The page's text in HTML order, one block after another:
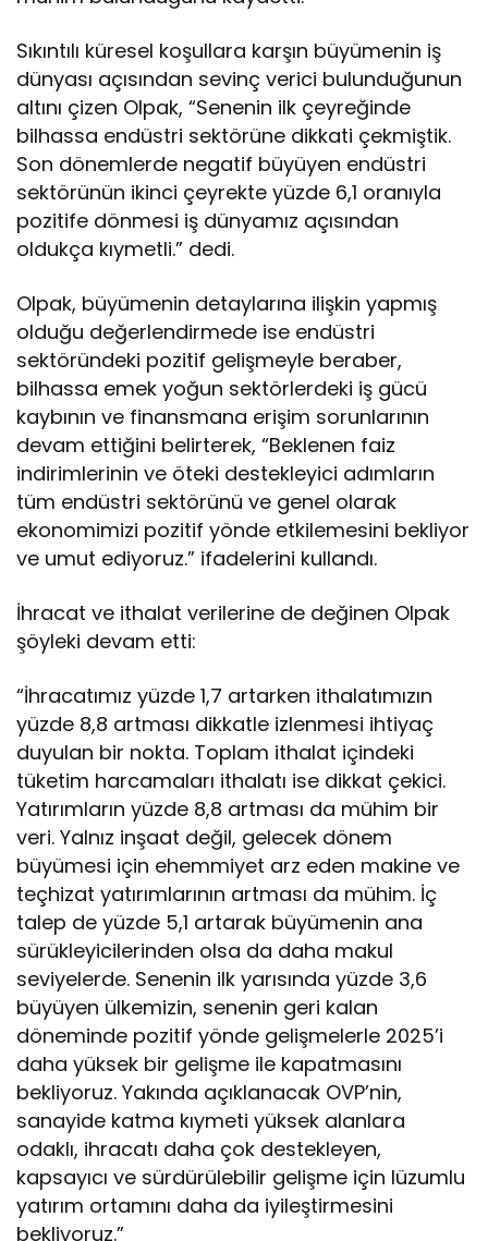
Sıkıntılı küresel koşullara karşın büyümenin iş
dünyası açısından sevinç verici bulunduğunun
altını çizen Olpak, “Senenin ilk çeyreğinde
bilhassa endüstri sektörüne dikkati çekmiştik.
Son dönemlerde negatif büyüyen endüstri
sektörünün ikinci çeyrekte yüzde 6,1 oranıyla
pozitife dönmesi iş dünyamız açısından
oldukça kıymetli.” dedi.
Olpak, büyümenin detaylarına ilişkin yapmış
olduğu değerlendirmede ise endüstri
sektöründeki pozitif gelişmeyle beraber,
bilhassa emek yoğun sektörlerdeki iş gücü
kaybının ve finansmana erişim sorunlarının
devam ettiğini belirterek, “Beklenen faiz
indirimlerinin ve öteki destekleyici adımların
tüm endüstri sektörünü ve genel olarak
ekonomimizi pozitif yönde etkilemesini bekliyor
ve umut ediyoruz.” ifadelerini kullandı.
İhracat ve ithalat verilerine de değinen Olpak
şöyleki devam etti:
“İhracatımız yüzde 1,7 artarken ithalatımızın
yüzde 8,8 artması dikkatle izlenmesi ihtiyaç
duyulan bir nokta. Toplam ithalat içindeki
tüketim harcamaları ithalatı ise dikkat çekici.
Yatırımların yüzde 8,8 artması da mühim bir
veri. Yalnız inşaat değil, gelecek dönem
büyümesi için ehemmiyet arz eden makine ve
teçhizat yatırımlarının artması da mühim. İç
talep de yüzde 5,1 artarak büyümenin ana
sürükleyicilerinden olsa da daha makul
seviyelerde. Senenin ilk yarısında yüzde 3,6
büyüyen ülkemizin, senenin geri kalan
döneminde pozitif yönde gelişmelerle 2025’i
daha yüksek bir gelişme ile kapatmasını
bekliyoruz. Yakında açıklanacak OVP’nin,
sanayide katma kıymeti yüksek alanlara
odaklı, ihracatı daha çok destekleyen,
kapsayıcı ve sürdürülebilir gelişme için lüzumlu
yatırım ortamını daha da iyileştirmesini
bekliyoruz.”